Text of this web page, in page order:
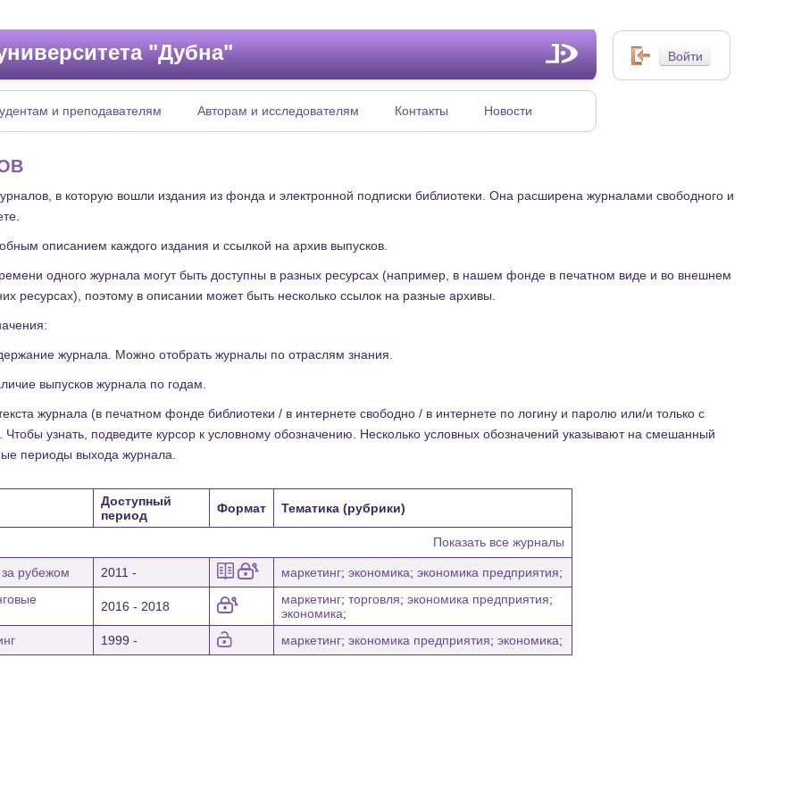
"Дубна"
и преподавателям Авторам и исследователям Контакты Новости
в которую вошли издания из фонда и электронной подписки библиотеки. Она расширена журналами свободного и
описанием каждого издания и ссылкой на архив выпусков.
одного журнала могут быть доступны в разных ресурсах (например, в нашем фонде в печатном виде и во внешнем
ресурсах), поэтому в описании может быть несколько ссылок на разные архивы.
журнала. Можно отобрать журналы по отраслям знания.
выпусков журнала по годам.
журнала (в печатном фонде библиотеки / в интернете свободно / в интернете по логину и паролю или/и только с
Чтобы узнать, подведите курсор к условному обозначению. Несколько условных обозначений указывают на смешанный
периоды выхода журнала.
Доступный
период
Формат Тематика (рубрики)
Показать все журналы
рубежом 2011 - маркетинг; экономика; экономика предприятия;
2016 - 2018 маркетинг; торговля; экономика предприятия;
экономика;
1999 - маркетинг; экономика предприятия; экономика;